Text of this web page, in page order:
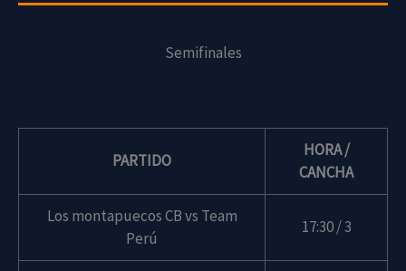
Semifinales
PARTIDO
HORA /
CANCHA
Los montapuecos CB vs Team
Perú
17:30 / 3